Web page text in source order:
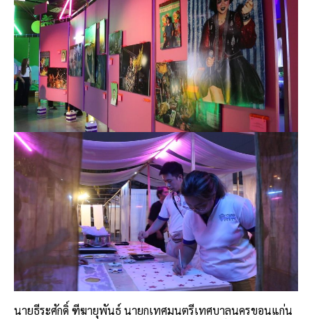
นายธีระศักดิ์ฑีฆายุพันธ์นายกเทศมนตรีเทศบาลนครขอนแก่น